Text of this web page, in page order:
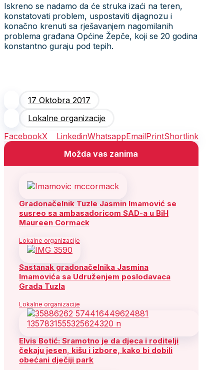
Iskreno se nadamo da će struka izaći na teren,
konstatovati problem, uspostaviti dijagnozu i
konačno krenuti sa rješavanjem nagomilanih
problema građana Općine Žepče, koji se 20 godina
konstantno guraju pod tepih.
17 Oktobra 2017
Lokalne organizacije
FacebookX LinkedinWhatsappEmailPrintShortlink
Možda vas zanima
Gradonačelnik Tuzle Jasmin Imamović se
susreo sa ambasadoricom SAD-a u BiH
Maureen Cormack
Lokalne organizacije
Sastanak gradonačelnika Jasmina
Imamovića sa Udruženjem poslodavaca
Grada Tuzla
Lokalne organizacije
Elvis Botić: Sramotno je da djeca i roditelji
čekaju jesen, kišu i izbore, kako bi dobili
obećani dječiji park